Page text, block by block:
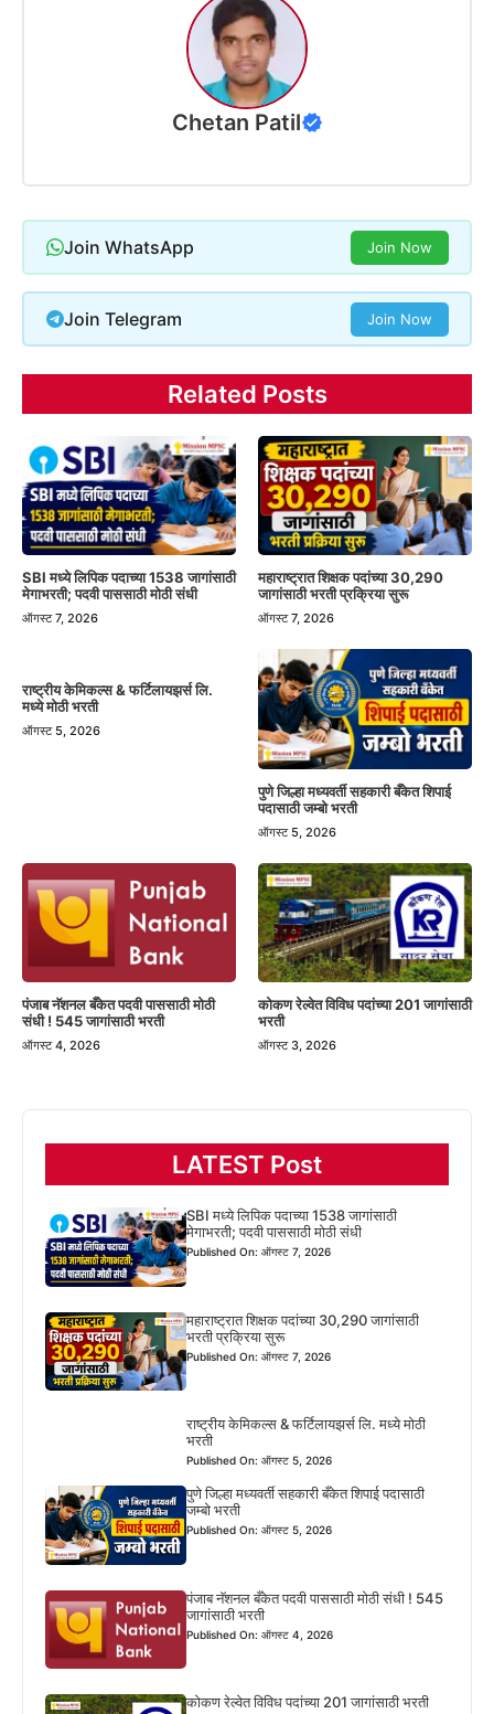
Chetan Patil
Join WhatsApp Join Now
Join Telegram Join Now
Related Posts
SBI मध्ये लिपिक पदाच्या 1538 जागांसाठी
मेगाभरती; पदवी पाससाठी मोठी संधी
ऑगस्ट 7, 2026
महाराष्ट्रात शिक्षक पदांच्या 30,290
जागांसाठी भरती प्रक्रिया सुरू
ऑगस्ट 7, 2026
राष्ट्रीय केमिकल्स & फर्टिलायझर्स लि.
मध्ये मोठी भरती
ऑगस्ट 5, 2026
पुणे जिल्हा मध्यवर्ती सहकारी बँकेत शिपाई
पदासाठी जम्बो भरती
ऑगस्ट 5, 2026
पंजाब नॅशनल बँकेत पदवी पाससाठी मोठी
संधी ! 545 जागांसाठी भरती
ऑगस्ट 4, 2026
कोकण रेल्वेत विविध पदांच्या 201 जागांसाठी
भरती
ऑगस्ट 3, 2026
LATEST Post
SBI मध्ये लिपिक पदाच्या 1538 जागांसाठी
मेगाभरती; पदवी पाससाठी मोठी संधी
Published On: ऑगस्ट 7, 2026
महाराष्ट्रात शिक्षक पदांच्या 30,290 जागांसाठी
भरती प्रक्रिया सुरू
Published On: ऑगस्ट 7, 2026
राष्ट्रीय केमिकल्स & फर्टिलायझर्स लि. मध्ये मोठी
भरती
Published On: ऑगस्ट 5, 2026
पुणे जिल्हा मध्यवर्ती सहकारी बँकेत शिपाई पदासाठी
जम्बो भरती
Published On: ऑगस्ट 5, 2026
पंजाब नॅशनल बँकेत पदवी पाससाठी मोठी संधी ! 545
जागांसाठी भरती
Published On: ऑगस्ट 4, 2026
कोकण रेल्वेत विविध पदांच्या 201 जागांसाठी भरती